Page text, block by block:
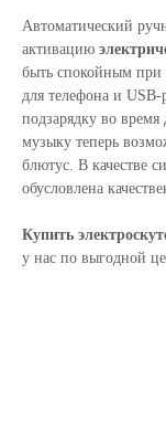
Автоматический
активацию
быть спокойным при
для телефона и USB-
подзарядку во
музыку теперь
блютус. В качестве
обусловлена
Купить
у нас по выгодной